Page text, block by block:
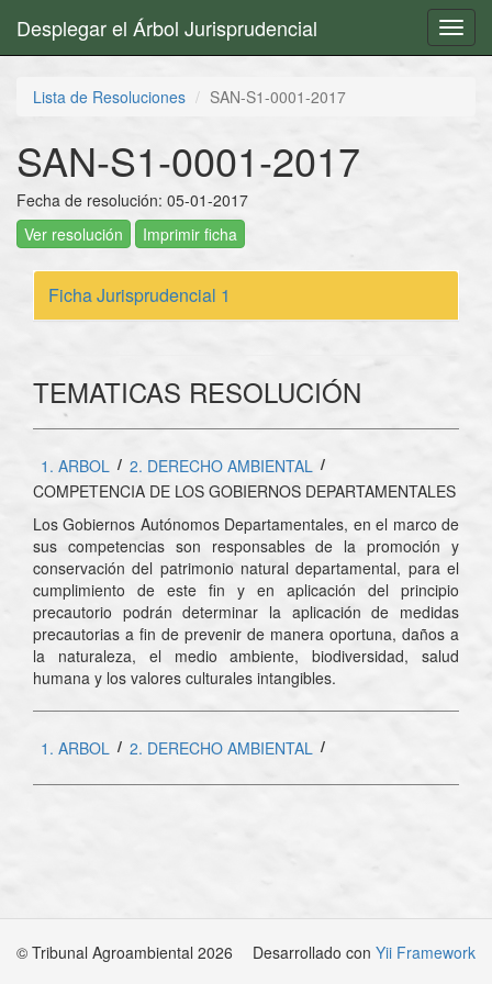
Desplegar el Árbol Jurisprudencial
Lista de Resoluciones SAN-S1-0001-2017
SAN-S1-0001-2017
Fecha de resolución: 05-01-2017
Ver resolución
Imprimir ficha
Ficha Jurisprudencial 1
TEMATICAS RESOLUCIÓN
1. ARBOL / 2. DERECHO AMBIENTAL /
COMPETENCIA DE LOS GOBIERNOS DEPARTAMENTALES
Los Gobiernos Autónomos Departamentales, en el marco de
sus competencias son responsables de la promoción y
conservación del patrimonio natural departamental, para el
cumplimiento de este fin y en aplicación del principio
precautorio podrán determinar la aplicación de medidas
precautorias a fin de prevenir de manera oportuna, daños a
la naturaleza, el medio ambiente, biodiversidad, salud
humana y los valores culturales intangibles.
1. ARBOL / 2. DERECHO AMBIENTAL /
© Tribunal Agroambiental 2026 Desarrollado con Yii Framework